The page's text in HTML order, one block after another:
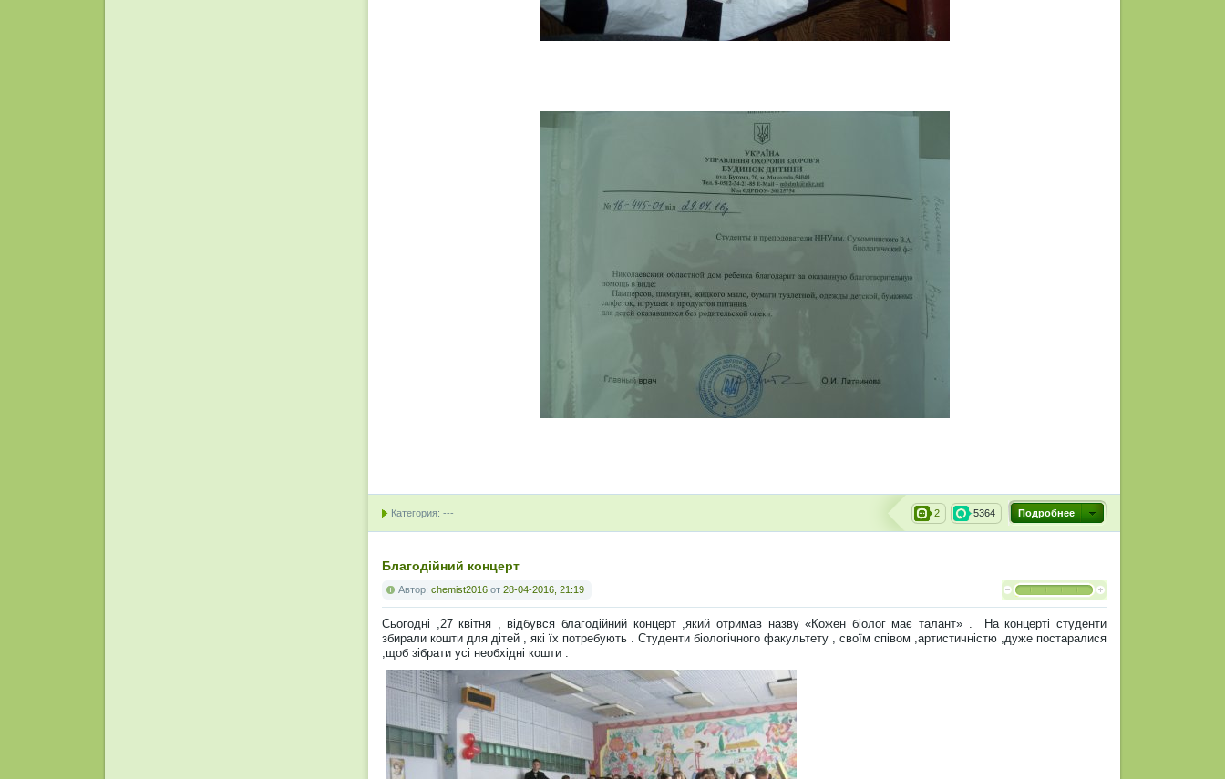
Подробнее
5364
2
Категория: ---
Благодійний концерт
Автор: chemist2016 от 28-04-2016, 21:19
Сьогодні ,27 квітня , відбувся благодійний концерт ,який отримав назву «Кожен біолог має талант» . На концерті студенти
збирали кошти для дітей , які їх потребують . Студенти біологічного факультету , своїм співом ,артистичністю ,дуже постаралися
,щоб зібрати усі необхідні кошти .